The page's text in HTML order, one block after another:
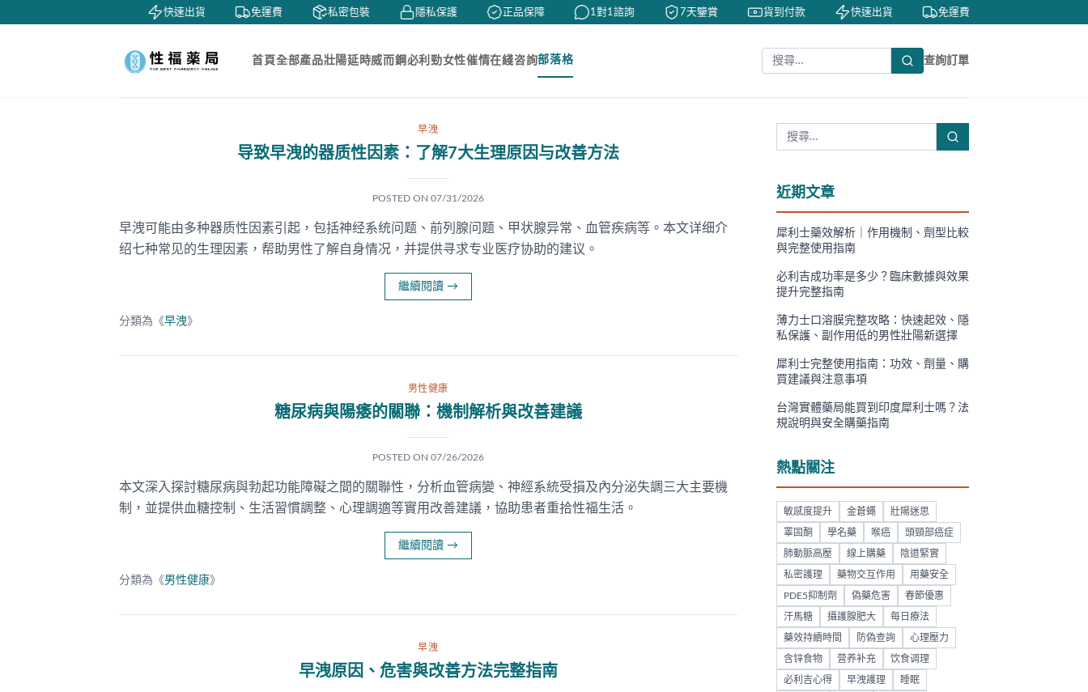
快速出貨 免運費 私密包裝 隱私保護 正品保障 1對1諮詢 7天鑒賞 貨到付款 快速出貨 免運費
首頁全部產品壯陽延時威而鋼必利勁女性催情在綫咨詢部落格 查詢訂單
早洩
导致早洩的器质性因素：了解7大生理原因与改善方法
POSTED ON 07/31/2026
早洩可能由多种器质性因素引起，包括神经系统问题、前列腺问题、甲状腺异常、血管疾病等。本文详细介
绍七种常见的生理因素，帮助男性了解自身情况，并提供寻求专业医疗协助的建议。
繼續閱讀 →
分類為《早洩》
男性健康
糖尿病與陽痿的關聯：機制解析與改善建議
POSTED ON 07/26/2026
本文深入探討糖尿病與勃起功能障礙之間的關聯性，分析血管病變、神經系統受損及內分泌失調三大主要機
制，並提供血糖控制、生活習慣調整、心理調適等實用改善建議，協助患者重拾性福生活。
繼續閱讀 →
分類為《男性健康》
早洩
早洩原因、危害與改善方法完整指南
近期文章
犀利士藥效解析｜作用機制、劑型比較
與完整使用指南
必利吉成功率是多少？臨床數據與效果
提升完整指南
薄力士口溶膜完整攻略：快速起效、隱
私保護、副作用低的男性壯陽新選擇
犀利士完整使用指南：功效、劑量、購
買建議與注意事項
台灣實體藥局能買到印度犀利士嗎？法
規說明與安全購藥指南
熱點關注
敏感度提升 金蒼蠅 壯陽迷思
睪固酮 學名藥 喉癌 頭頸部癌症
肺動脈高壓 線上購藥 陰道緊實
私密護理 藥物交互作用 用藥安全
PDE5抑制劑 偽藥危害 春節優惠
汗馬糖 攝護腺肥大 每日療法
藥效持續時間 防偽查詢 心理壓力
含锌食物 营养补充 饮食调理
必利吉心得 早洩護理 睡眠